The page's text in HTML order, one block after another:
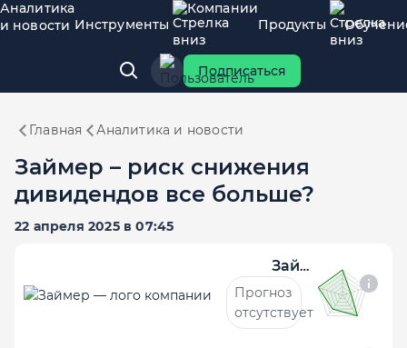
Аналитика
и новости Инструменты
Компании
Продукты
Подписаться
Главная Аналитика и новости
Займер – риск снижения
дивидендов все больше?
22 апреля 2025 в 07:45
Займер
Прогноз
отсутствует